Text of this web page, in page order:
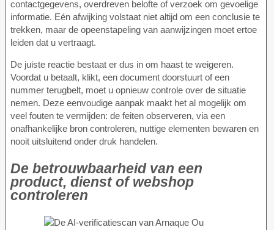
contactgegevens, overdreven belofte of verzoek om gevoelige
informatie. Eén afwijking volstaat niet altijd om een conclusie te
trekken, maar de opeenstapeling van aanwijzingen moet ertoe
leiden dat u vertraagt.
De juiste reactie bestaat er dus in om haast te weigeren.
Voordat u betaalt, klikt, een document doorstuurt of een
nummer terugbelt, moet u opnieuw controle over de situatie
nemen. Deze eenvoudige aanpak maakt het al mogelijk om
veel fouten te vermijden: de feiten observeren, via een
onafhankelijke bron controleren, nuttige elementen bewaren en
nooit uitsluitend onder druk handelen.
De betrouwbaarheid van een
product, dienst of webshop
controleren